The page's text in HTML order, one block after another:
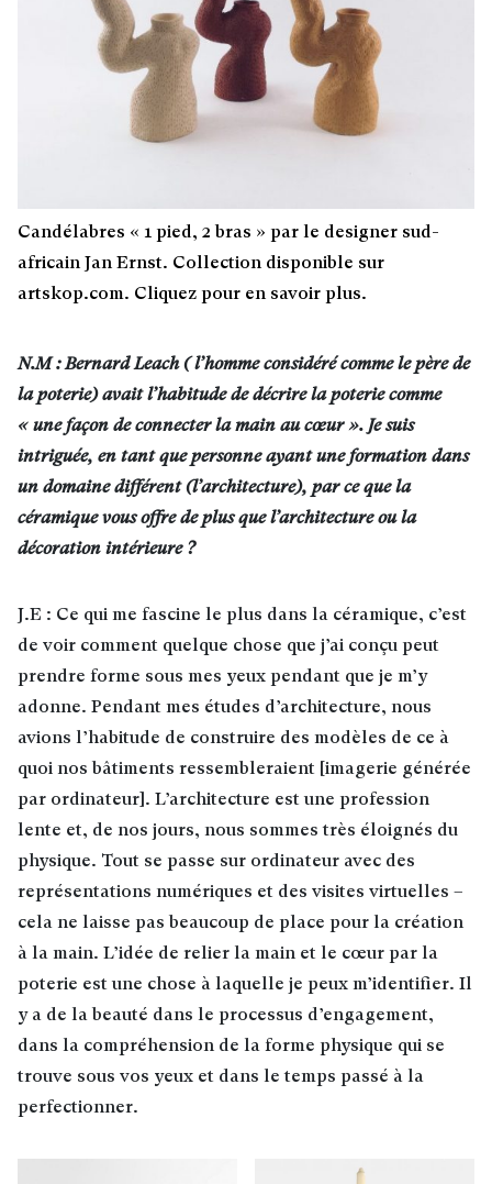
Candélabres « 1 pied, 2 bras » par le designer sud-
africain Jan Ernst. Collection disponible sur
artskop.com. Cliquez pour en savoir plus.
N.M : Bernard Leach ( l’homme considéré comme le père de
la poterie) avait l’habitude de décrire la poterie comme
« une façon de connecter la main au cœur ». Je suis
intriguée, en tant que personne ayant une formation dans
un domaine différent (l’architecture), par ce que la
céramique vous offre de plus que l’architecture ou la
décoration intérieure ?
J.E : Ce qui me fascine le plus dans la céramique, c’est
de voir comment quelque chose que j’ai conçu peut
prendre forme sous mes yeux pendant que je m’y
adonne. Pendant mes études d’architecture, nous
avions l’habitude de construire des modèles de ce à
quoi nos bâtiments ressembleraient [imagerie générée
par ordinateur]. L’architecture est une profession
lente et, de nos jours, nous sommes très éloignés du
physique. Tout se passe sur ordinateur avec des
représentations numériques et des visites virtuelles –
cela ne laisse pas beaucoup de place pour la création
à la main. L’idée de relier la main et le cœur par la
poterie est une chose à laquelle je peux m’identifier. Il
y a de la beauté dans le processus d’engagement,
dans la compréhension de la forme physique qui se
trouve sous vos yeux et dans le temps passé à la
perfectionner.